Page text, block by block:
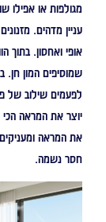
מגולפות או אפילו
עניין מדהים.
אופי ואחסון. בתוך
שמוסיפים המון חן.
לפעמים שילוב של
יוצר את המראה הכי
את המראה
חסר נשמה.